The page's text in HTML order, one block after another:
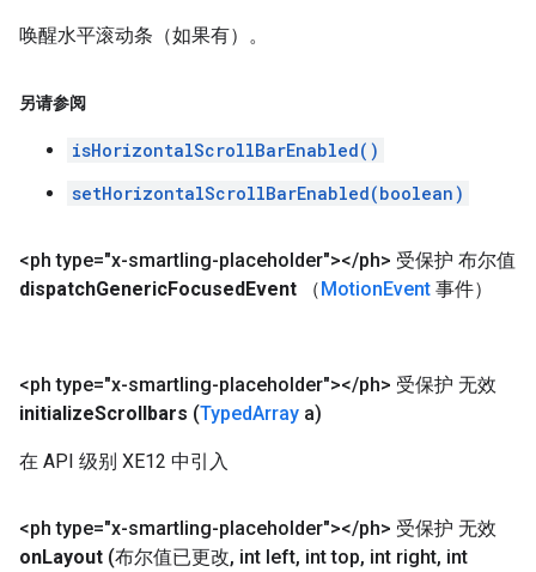
唤醒水平滚动条（如果有）。
另请参阅
isHorizontalScrollBarEnabled()
setHorizontalScrollBarEnabled(boolean)
<ph type="x-smartling-placeholder"></ph> 受保护 布尔值
dispatchGenericFocusedEvent （MotionEvent 事件）
<ph type="x-smartling-placeholder"></ph> 受保护 无效
initializeScrollbars (TypedArray a)
在 API 级别 XE12 中引入
<ph type="x-smartling-placeholder"></ph> 受保护 无效
onLayout (布尔值已更改, int left, int top, int right, int